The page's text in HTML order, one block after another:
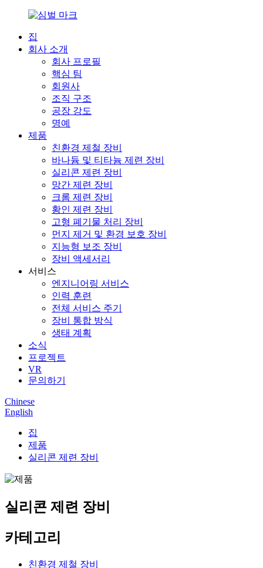
집
회사 소개
회사 프로필
핵심 팀
회원사
조직 구조
공장 강도
명예
제품
친환경 제철 장비
바나듐 및 티타늄 제련 장비
실리콘 제련 장비
망간 제련 장비
크롬 제련 장비
황인 제련 장비
고형 폐기물 처리 장비
먼지 제거 및 환경 보호 장비
지능형 보조 장비
장비 액세서리
서비스
엔지니어링 서비스
인력 훈련
전체 서비스 주기
장비 통합 방식
생태 계획
소식
프로젝트
VR
문의하기
Chinese
English
집
제품
실리콘 제련 장비
실리콘 제련 장비
카테고리
친환경 제철 장비